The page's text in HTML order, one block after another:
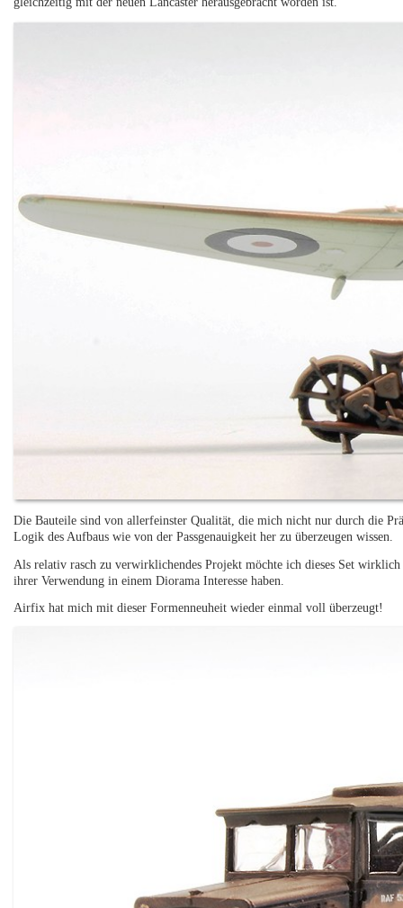
Die Bauteile sind von allerfeinster Qualität, die mich nicht nur durch die
Logik des Aufbaus wie von der Passgenauigkeit her zu überzeugen wissen.
Als relativ rasch zu verwirklichendes Projekt möchte ich dieses Set
ihrer Verwendung in einem Diorama Interesse haben.
Airfix hat mich mit dieser Formenneuheit wieder einmal voll überzeugt!